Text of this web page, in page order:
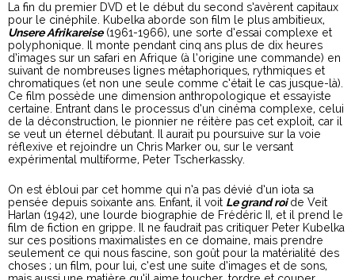
La fin du premier DVD et le début du second s’avèrent capitaux
pour le cinéphile. Kubelka aborde son film le plus ambitieux,
Unsere Afrikareise(1961-1966), une sorte d’essai complexe et
polyphonique. Il monte pendant cinq ans plus de dix heures
d’images sur un safari en Afrique (à l’origine une commande) en
suivant de nombreuses lignes métaphoriques, rythmiques et
chromatiques (et non une seule comme c’était le cas jusque-là).
Ce film possède une dimension anthropologique et essayiste
certaine. Entrant dans le processus d’un cinéma complexe, celui
de la déconstruction, le pionnier ne réitère pas cet exploit, car il
se veut un éternel débutant. Il aurait pu poursuive sur la voie
réflexive et rejoindre un Chris Marker ou, sur le versant
expérimental multiforme, Peter Tscherkassky.
On est ébloui par cet homme qui n’a pas dévié d’un iota sa
pensée depuis soixante ans. Enfant, il voit Le grand roi de Veit
Harlan (1942), une lourde biographie de Frédéric II, et il prend le
film de fiction en grippe. Il ne faudrait pas critiquer Peter Kubelka
sur ces positions maximalistes en ce domaine, mais prendre
seulement ce qui nous fascine, son goût pour la matérialité des
choses ; un film, pour lui, c’est une suite d’images et de sons,